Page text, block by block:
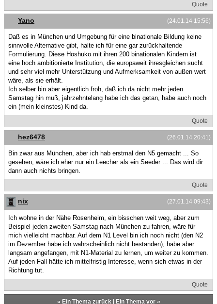
Quote
(24.01.14 15:56)
Yano
Daß es in München und Umgebung für eine binationale Bildung keine
sinnvolle Alternative gibt, halte ich für eine gar zurückhaltende
Formulierung. Diese Hoshuko mit ihren 200 binationalen Kindern ist
eine hoch ambitionierte Institution, die europaweit ihresgleichen sucht
und sehr viel mehr Unterstützung und Aufmerksamkeit von außen wert
wäre, als sie erhält.
Ich selber bin aber eigentlich froh, daß ich da nicht mehr jeden
Samstag hin muß, jahrzehntelang habe ich das getan, habe auch noch
ein (mein kleinstes) Kind da.
Quote
(26.01.14 20:41)
hez6478
Bin zwar aus München, aber ich hab erstmal den N5 gemacht ... So
gesehen, wäre ich eher nur ein Leecher als ein Seeder ... Das wird dir
dann auch nichts bringen.
Quote
(27.01.14 09:43)
nix
Ich wohne in der Nähe Rosenheim, ein bisschen weit weg, aber zum
Beispiel jeden zweiten Samstag nach München zu fahren, wäre für
mich vielleicht machbar. Auf dem N1 Level bin ich noch nicht (den N2
im Dezember habe ich wahrscheinlich nicht bestanden), habe aber
langsam angefangen, mit N1-Material zu lernen, um weiter zu kommen.
Auf jeden Fall hätte ich mittelfristig Interesse, wenn sich etwas in der
Richtung tut.
Quote
« Ein Thema zurück| Ein Thema vor»